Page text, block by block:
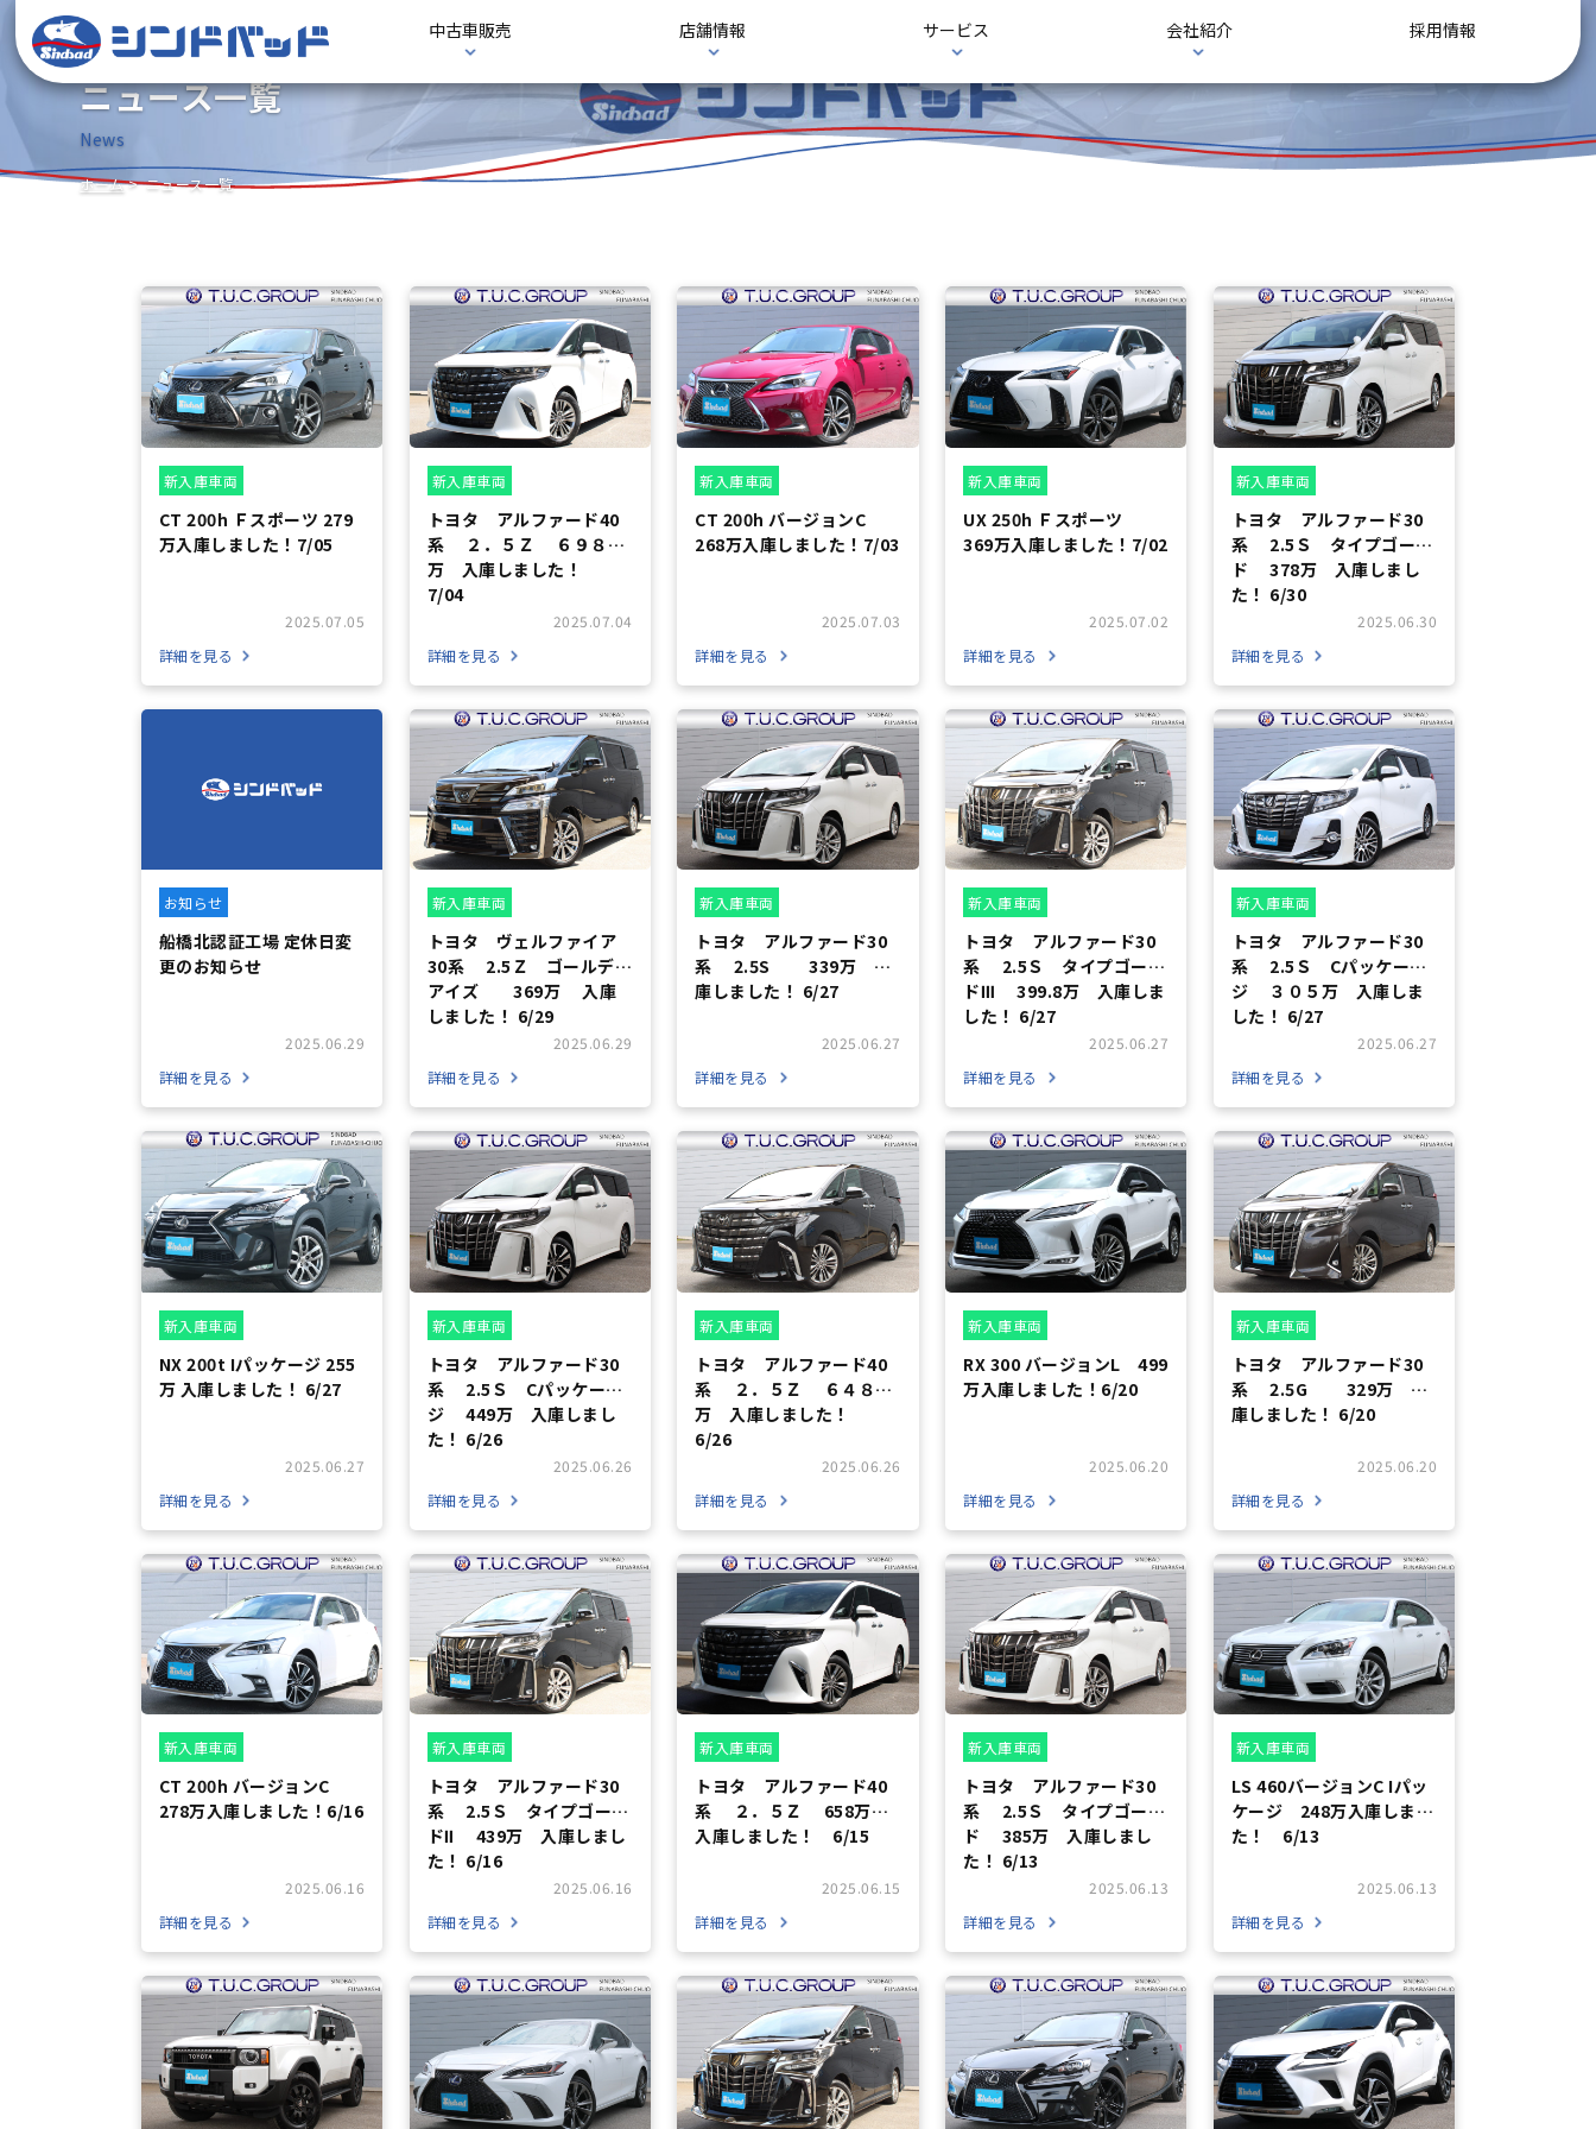
中古車販売 店舗情報 サービス 会社紹介 採用情報
ニュース一覧
News
ホーム ニュース一覧
新入庫車両
CT 200h Ｆスポーツ 279
万入庫しました！7/05
2025.07.05
詳細を見る
新入庫車両
トヨタ アルファード40
系 ２．５Ｚ ６９８
万 入庫しました！
7/04
2025.07.04
詳細を見る
新入庫車両
CT 200h バージョンC
268万入庫しました！7/03
2025.07.03
詳細を見る
新入庫車両
UX 250h Ｆスポーツ
369万入庫しました！7/02
2025.07.02
詳細を見る
新入庫車両
トヨタ アルファード30
系 2.5Ｓ タイプゴール
ド 378万 入庫しまし
た！ 6/30
2025.06.30
詳細を見る
お知らせ
船橋北認証工場 定休日変
更のお知らせ
2025.06.29
詳細を見る
新入庫車両
トヨタ ヴェルファイア
30系 2.5Ｚ ゴールデン
アイズ 369万 入庫
しました！ 6/29
2025.06.29
詳細を見る
新入庫車両
トヨタ アルファード30
系 2.5S 339万 入
庫しました！ 6/27
2025.06.27
詳細を見る
新入庫車両
トヨタ アルファード30
系 2.5Ｓ タイプゴール
ドⅢ 399.8万 入庫しま
した！ 6/27
2025.06.27
詳細を見る
新入庫車両
トヨタ アルファード30
系 2.5Ｓ Cパッケー
ジ ３０５万 入庫しま
した！ 6/27
2025.06.27
詳細を見る
新入庫車両
NX 200t Iパッケージ 255
万 入庫しました！ 6/27
2025.06.27
詳細を見る
新入庫車両
トヨタ アルファード30
系 2.5Ｓ Cパッケー
ジ 449万 入庫しまし
た！ 6/26
2025.06.26
詳細を見る
新入庫車両
トヨタ アルファード40
系 ２．５Ｚ ６４８
万 入庫しました！
6/26
2025.06.26
詳細を見る
新入庫車両
RX 300 バージョンL 499
万入庫しました！6/20
2025.06.20
詳細を見る
新入庫車両
トヨタ アルファード30
系 2.5G 329万 入
庫しました！ 6/20
2025.06.20
詳細を見る
新入庫車両
CT 200h バージョンC
278万入庫しました！6/16
2025.06.16
詳細を見る
新入庫車両
トヨタ アルファード30
系 2.5Ｓ タイプゴール
ドⅡ 439万 入庫しまし
た！ 6/16
2025.06.16
詳細を見る
新入庫車両
トヨタ アルファード40
系 ２．５Ｚ 658万
入庫しました！ 6/15
2025.06.15
詳細を見る
新入庫車両
トヨタ アルファード30
系 2.5Ｓ タイプゴール
ド 385万 入庫しまし
た！ 6/13
2025.06.13
詳細を見る
新入庫車両
LS 460バージョンC Iパッ
ケージ 248万入庫しまし
た！ 6/13
2025.06.13
詳細を見る